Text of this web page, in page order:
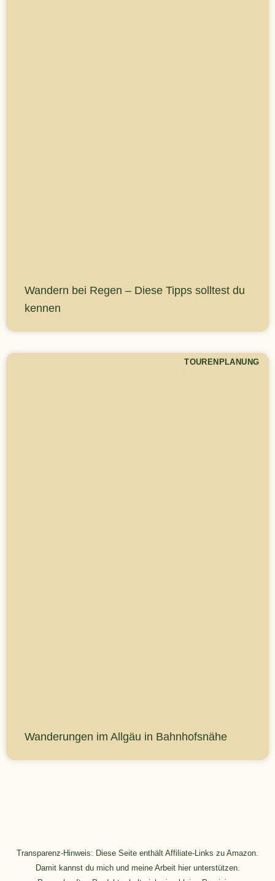
Wandern bei Regen – Diese Tipps solltest du
kennen
TOURENPLANUNG
Wanderungen im Allgäu in Bahnhofsnähe
Transparenz-Hinweis: Diese Seite enthält Affiliate-Links zu Amazon.
Damit kannst du mich und meine Arbeit hier unterstützen.